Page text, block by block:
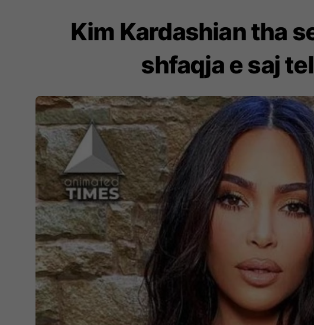
Kim Kardashian tha
shfaqja e saj